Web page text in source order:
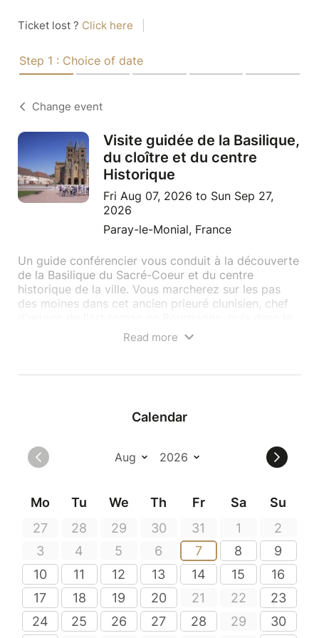
Ticket lost ? Click here
Step 1 : Choice of date
Change event
Visite guidée de la Basilique,
du cloître et du centre
Historique
Fri Aug 07, 2026 to Sun Sep 27,
2026
Paray-le-Monial, France
Un guide conférencier vous conduit à la découverte
de la Basilique du Sacré-Coeur et du centre
historique de la ville. Vous marcherez sur les pas
des moines dans cet ancien prieuré clunisien, chef
cloître du XVIIIe siècle et son jardin de simples.
colombages en passant par la demeure Renaissance
se termine par la découverte des deux oeuvres
Rendez-vous à l'office de tourisme, 25 avenue Jean
Read more
Calendar
Mo Tu We Th Fr Sa
Su
27
28 29 30 31 1
2
3
4 5 6 7 8
9
10
11 12 13 14 15
16
17
18 19 20 21 22
23
24
25 26 27 28 29
30